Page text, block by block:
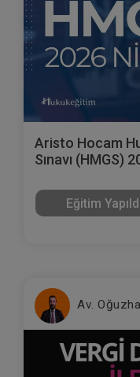
Aristo Hocam
Sınavı (HMGS)
Eğitim
Av.